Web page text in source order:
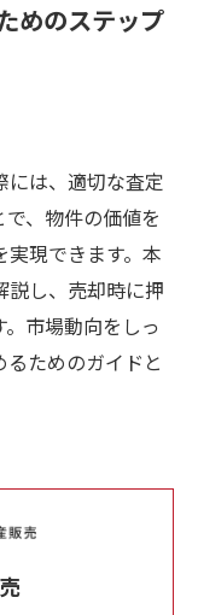
めのステップ
には、適切な査定
、物件の価値を
現できます。本
説し、売却時に押
市場動向をしっ
ためのガイドと